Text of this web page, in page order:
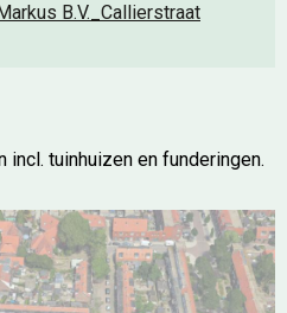
B.V._Callierstraat
tuinhuizen en funderingen.